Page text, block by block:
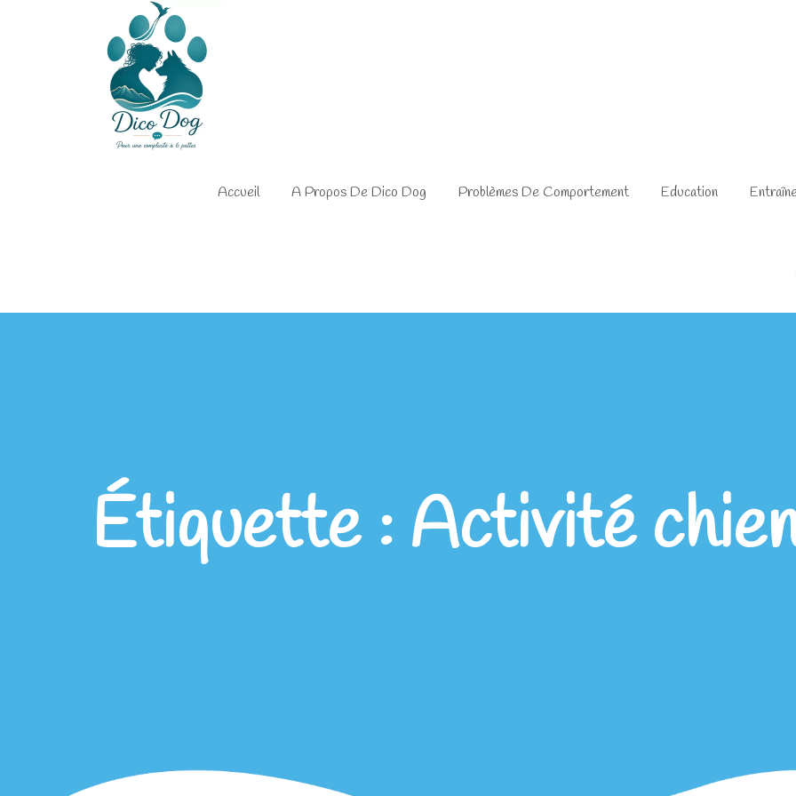
Accueil A Propos De Dico Dog Problèmes De Comportement Education
Étiquette : Activité